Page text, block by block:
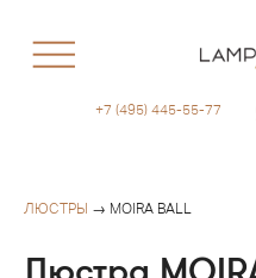
+7 (495) 445-55-77
ЛЮСТРЫ → MOIRA BALL
Люстра